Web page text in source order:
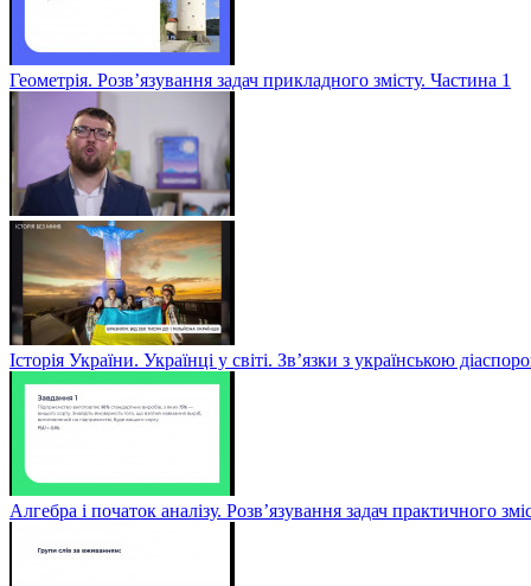
Геометрія. Розв’язування задач прикладного змісту. Частина 1
Історія України. Українці у світі. Зв’язки з українською
Алгебра і початок аналізу. Розв’язування задач практичного